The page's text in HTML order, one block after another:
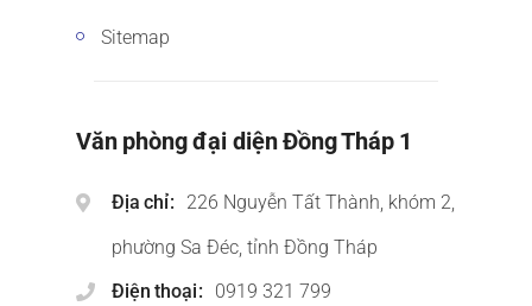
Sitemap
Văn phòng đại diện Đồng Tháp 1
Địa chỉ
226 Nguyễn Tất Thành, khóm 2,
phường Sa Đéc, tỉnh Đồng Tháp
Điện thoại
0919 321 799